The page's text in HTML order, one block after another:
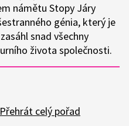
námětu Stopy Járy
génia, který je
snad všechny
života společnosti.
Přehrát celý pořad